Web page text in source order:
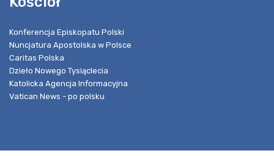
Konferencja Episkopatu Polski
Nuncjatura Apostolska w Polsce
Caritas Polska
Dzieło Nowego Tysiąclecia
Katolicka Agencja Informacyjna
Vatican News - po polsku